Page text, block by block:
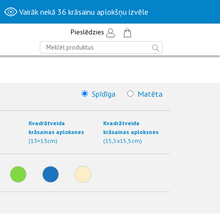
Vairāk nekā 36 krāsainu aplokšņu izvēle
Pieslēdzies
Spīdīga Matēta
Kvadrātveida
krāsainas aploksnes
(13×13cm)
Kvadrātveida
krāsainas aploksnes
(15,5x15,5cm)